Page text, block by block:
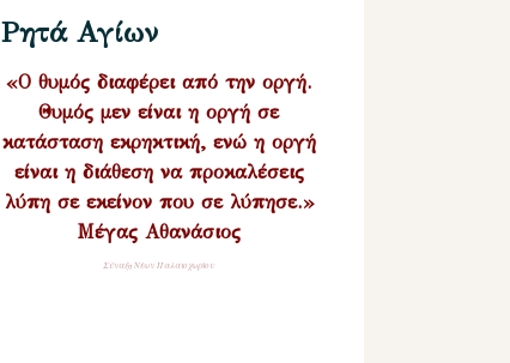
Ρητά Αγίων
«Ο θυμός διαφέρει από την οργή.
Θυμός μεν είναι η οργή σε
κατάσταση εκρηκτική, ενώ η οργή
είναι η διάθεση να προκαλέσεις
λύπη σε εκείνον που σε λύπησε.»
Μέγας Αθανάσιος
Σύναξη Νέων Παλαιοχωρίου